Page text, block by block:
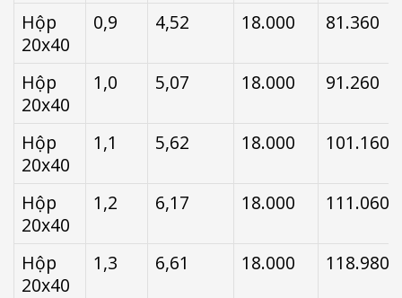
Hộp
20x40
0,9 4,52 18.000 81.360
Hộp
20x40
1,0 5,07 18.000 91.260
Hộp
20x40
1,1 5,62 18.000 101.160
Hộp
20x40
1,2 6,17 18.000 111.060
Hộp
20x40
1,3 6,61 18.000 118.980